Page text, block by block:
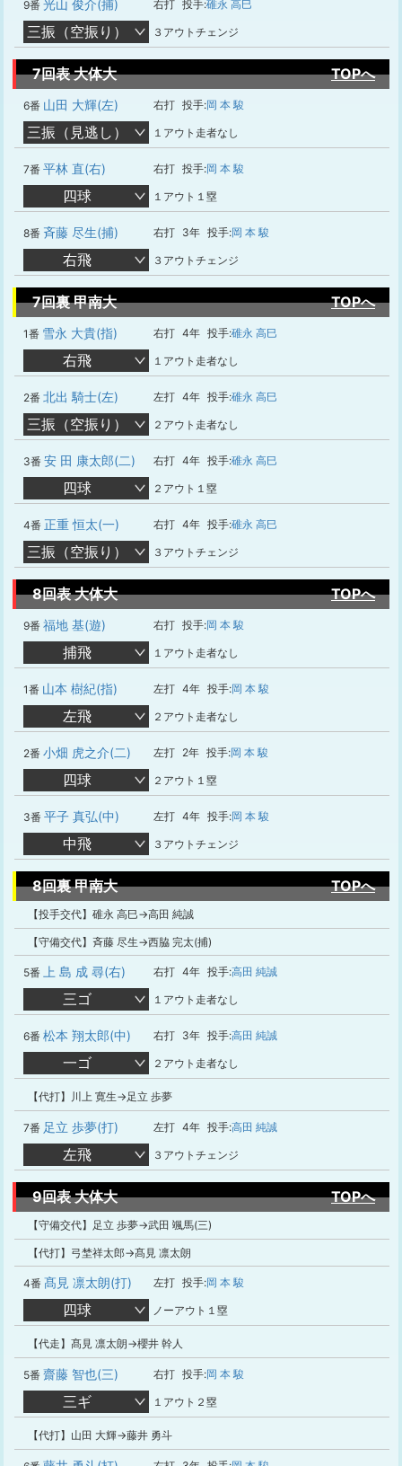
9番 光山 俊介(捕) 右打 投手:碓永 高巳
三振（空振り） ３アウトチェンジ
7回表 大体大 TOPへ
6番 山田 大輝(左) 右打 投手:岡 本 駿
三振（見逃し） １アウト走者なし
7番 平林 直(右) 右打 投手:岡 本 駿
四球 １アウト１塁
8番 斉藤 尽生(捕) 右打 3年 投手:岡 本 駿
右飛 ３アウトチェンジ
7回裏 甲南大 TOPへ
1番 雪永 大貴(指) 右打 4年 投手:碓永 高巳
右飛 １アウト走者なし
2番 北出 騎士(左) 左打 4年 投手:碓永 高巳
三振（空振り） ２アウト走者なし
3番 安 田 康太郎(二) 右打 4年 投手:碓永 高巳
四球 ２アウト１塁
4番 正重 恒太(一) 右打 4年 投手:碓永 高巳
三振（空振り） ３アウトチェンジ
8回表 大体大 TOPへ
9番 福地 基(遊) 右打 投手:岡 本 駿
捕飛 １アウト走者なし
1番 山本 樹紀(指) 左打 4年 投手:岡 本 駿
左飛 ２アウト走者なし
2番 小畑 虎之介(二) 左打 2年 投手:岡 本 駿
四球 ２アウト１塁
3番 平子 真弘(中) 左打 4年 投手:岡 本 駿
中飛 ３アウトチェンジ
8回裏 甲南大 TOPへ
【投手交代】碓永 高巳→高田 純誠
【守備交代】斉藤 尽生→西脇 完太(捕)
5番 上 島 成 尋(右) 右打 4年 投手:高田 純誠
三ゴ １アウト走者なし
6番 松本 翔太郎(中) 右打 3年 投手:高田 純誠
一ゴ ２アウト走者なし
【代打】川上 寛生→足立 歩夢
7番 足立 歩夢(打) 左打 4年 投手:高田 純誠
左飛 ３アウトチェンジ
9回表 大体大 TOPへ
【守備交代】足立 歩夢→武田 颯馬(三)
【代打】弓埜祥太郎→髙見 凛太朗
4番 髙見 凛太朗(打) 左打 投手:岡 本 駿
四球 ノーアウト１塁
【代走】髙見 凛太朗→櫻井 幹人
5番 齋藤 智也(三) 右打 投手:岡 本 駿
三ギ １アウト２塁
【代打】山田 大輝→藤井 勇斗